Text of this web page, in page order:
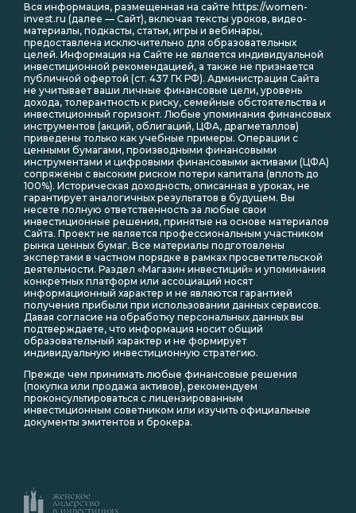
Вся информация, размещенная на сайте https://women-
invest.ru (далее — Сайт), включая тексты уроков, видео-
материалы, подкасты, статьи, игры и вебинары,
предоставлена исключительно для образовательных
целей. Информация на Сайте не является индивидуальной
инвестиционной рекомендацией, а также не признается
публичной офертой (ст. 437 ГК РФ). Администрация Сайта
не учитывает ваши личные финансовые цели, уровень
дохода, толерантность к риску, семейные обстоятельства и
инвестиционный горизонт. Любые упоминания финансовых
инструментов (акций, облигаций, ЦФА, драгметаллов)
приведены только как учебные примеры. Операции с
ценными бумагами, производными финансовыми
инструментами и цифровыми финансовыми активами (ЦФА)
сопряжены с высоким риском потери капитала (вплоть до
100%). Историческая доходность, описанная в уроках, не
гарантирует аналогичных результатов в будущем. Вы
несете полную ответственность за любые свои
инвестиционные решения, принятые на основе материалов
Сайта. Проект не является профессиональным участником
рынка ценных бумаг. Все материалы подготовлены
экспертами в частном порядке в рамках просветительской
деятельности. Раздел «Магазин инвестиций» и упоминания
конкретных платформ или ассоциаций носят
информационный характер и не являются гарантией
получения прибыли при использовании данных сервисов.
Давая согласие на обработку персональных данных вы
подтверждаете, что информация носит общий
образовательный характер и не формирует
индивидуальную инвестиционную стратегию.
Прежде чем принимать любые финансовые решения
(покупка или продажа активов), рекомендуем
проконсультироваться с лицензированным
инвестиционным советником или изучить официальные
документы эмитентов и брокера.